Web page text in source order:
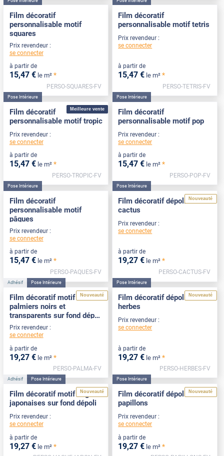
Film décoratif
personnalisable motif
squares
Prix revendeur :
se connecter
à partir de
15,47 € le m² *
PERSO-SQUARES-FV
Film décoratif
personnalisable motif tetris
Prix revendeur :
se connecter
à partir de
15,47 € le m² *
PERSO-TETRIS-FV
Meilleure vente
Pose Intérieure
Film décoratif
personnalisable motif tropic
Prix revendeur :
se connecter
à partir de
15,47 € le m² *
PERSO-TROPIC-FV
Pose Intérieure
Film décoratif
personnalisable motif pop
Prix revendeur :
se connecter
à partir de
15,47 € le m² *
PERSO-POP-FV
Pose Intérieure
Film décoratif
personnalisable motif
pâques
Prix revendeur :
se connecter
à partir de
15,47 € le m² *
PERSO-PAQUES-FV
Nouveauté
Pose Intérieure
Film décoratif dépoli motif
cactus
Prix revendeur :
se connecter
à partir de
19,27 € le m² *
PERSO-CACTUS-FV
Nouveauté
Adhésif Pose Intérieure
Film décoratif motif
palmiers noirs et
transparents sur fond dépoli
blanc
Prix revendeur :
se connecter
à partir de
19,27 € le m² *
PERSO-PALMA-FV
Nouveauté
Pose Intérieure
Film décoratif dépoli motif
herbes
Prix revendeur :
se connecter
à partir de
19,27 € le m² *
PERSO-HERBES-FV
Nouveauté
Adhésif Pose Intérieure
Film décoratif motif vagues
japonaises sur fond dépoli
Prix revendeur :
se connecter
à partir de
19,27 € le m² *
Nouveauté
Pose Intérieure
Film décoratif dépoli motif
papillons
Prix revendeur :
se connecter
à partir de
19,27 € le m² *